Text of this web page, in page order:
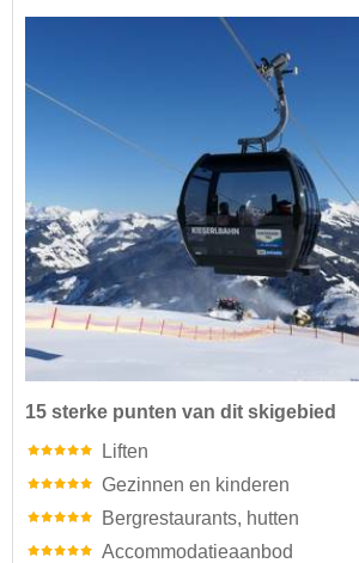
15 sterke punten van dit skigebied
Liften
Gezinnen en kinderen
Bergrestaurants, hutten
Accommodatieaanbod